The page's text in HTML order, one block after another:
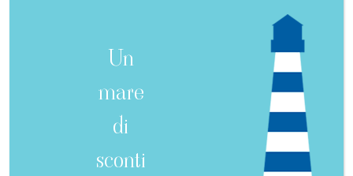
Un
mare
di
sconti